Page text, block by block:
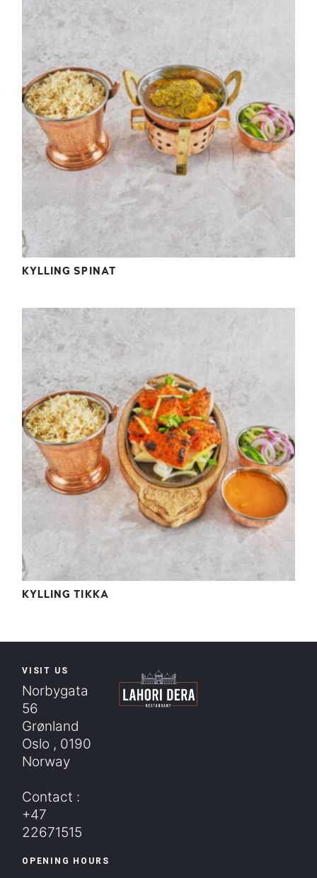
KYLLING SPINAT
KYLLING TIKKA
VISIT US
Norbygata
56
Grønland
Oslo , 0190
Norway
Contact :
+47
22671515
OPENING HOURS